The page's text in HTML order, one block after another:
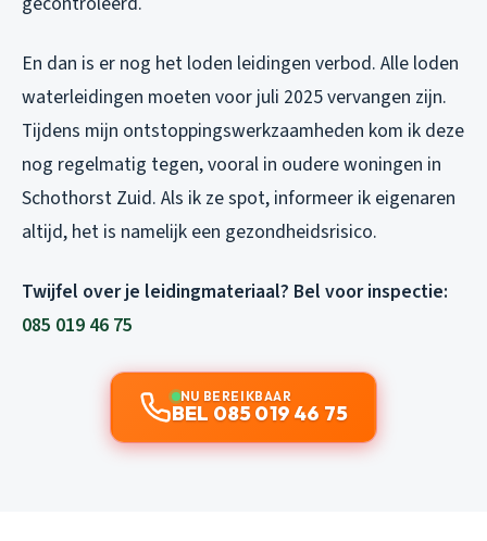
En dan is er nog het loden leidingen verbod. Alle loden
waterleidingen moeten voor juli 2025 vervangen zijn.
Tijdens mijn ontstoppingswerkzaamheden kom ik deze
nog regelmatig tegen, vooral in oudere woningen in
Schothorst Zuid. Als ik ze spot, informeer ik eigenaren
altijd, het is namelijk een gezondheidsrisico.
Twijfel over je leidingmateriaal? Bel voor inspectie:
085 019 46 75
NU BEREIKBAAR
BEL 085 019 46 75